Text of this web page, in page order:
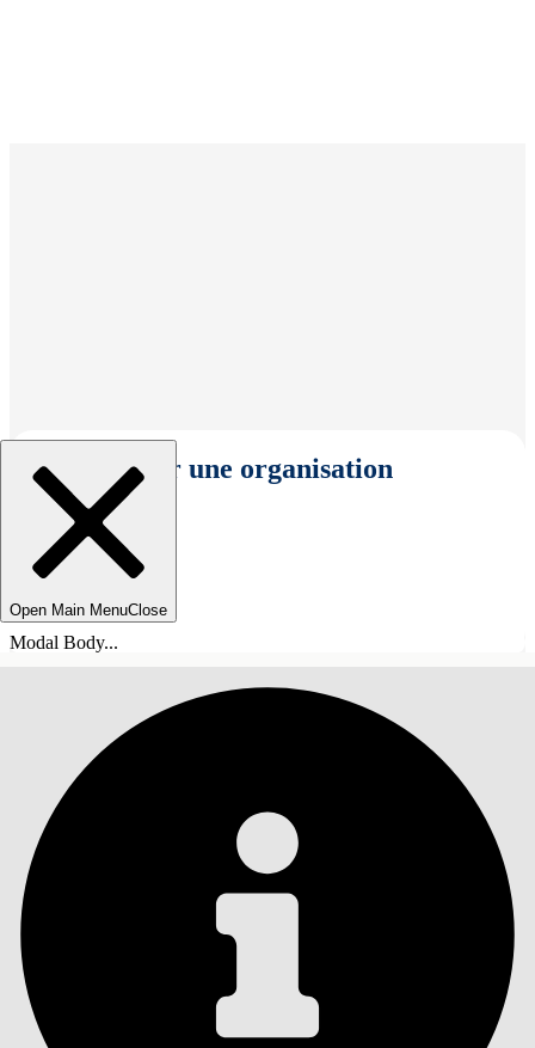
Sélectionner une organisation
Open Main MenuClose
Modal Body...
TABLE DES MATIÈRES